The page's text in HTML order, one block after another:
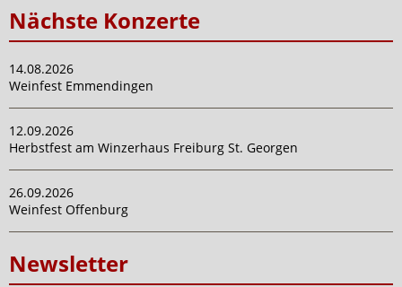
Nächste Konzerte
14.08.2026
Weinfest Emmendingen
12.09.2026
Herbstfest am Winzerhaus Freiburg St. Georgen
26.09.2026
Weinfest Offenburg
Newsletter